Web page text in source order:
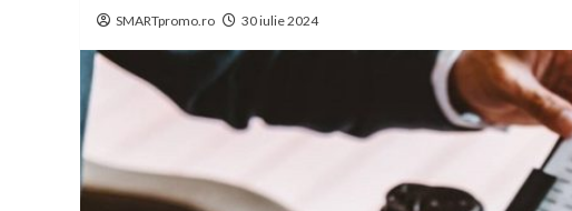
SMARTpromo.ro 30 iulie 2024